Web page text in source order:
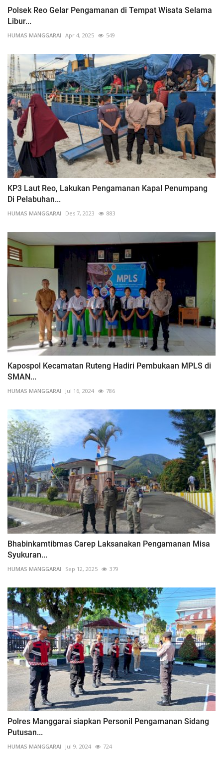
Polsek Reo Gelar Pengamanan di Tempat Wisata Selama
Libur...
HUMAS MANGGARAI Apr 4, 2025 549
KP3 Laut Reo, Lakukan Pengamanan Kapal Penumpang
Di Pelabuhan...
HUMAS MANGGARAI Des 7, 2023 883
Kapospol Kecamatan Ruteng Hadiri Pembukaan MPLS di
SMAN...
HUMAS MANGGARAI Jul 16, 2024 786
Bhabinkamtibmas Carep Laksanakan Pengamanan Misa
Syukuran...
HUMAS MANGGARAI Sep 12, 2025 379
Polres Manggarai siapkan Personil Pengamanan Sidang
Putusan...
HUMAS MANGGARAI Jul 9, 2024 724